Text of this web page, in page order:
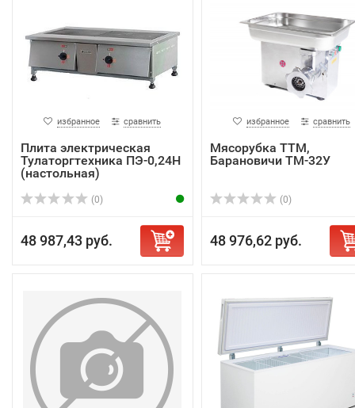
избранное сравнить
Плита электрическая
Тулаторгтехника ПЭ-0,24Н
(настольная)
(0)
48 987,43 руб.
избранное сравнить
Мясорубка ТТМ,
Барановичи ТМ-32У
(0)
48 976,62 руб.